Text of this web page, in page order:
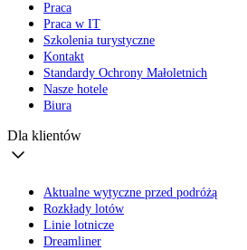
Praca
Praca w IT
Szkolenia turystyczne
Kontakt
Standardy Ochrony Małoletnich
Nasze hotele
Biura
Dla klientów
Aktualne wytyczne przed podróżą
Rozkłady lotów
Linie lotnicze
Dreamliner